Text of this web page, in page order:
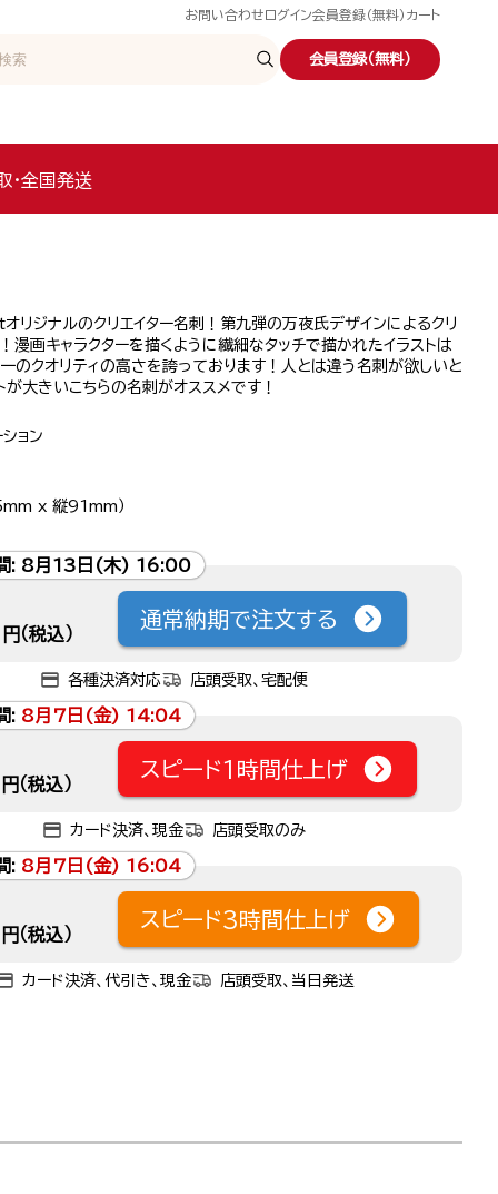
お問い合わせ ログイン会員登録（無料） カート
会員登録（無料）
・全国発送
リジナルのクリエイター名刺！第九弾の万夜氏デザインによるクリ
漫画キャラクターを描くように繊細なタッチで描かれたイラストは
のクオリティの高さを誇っております！人とは違う名刺が欲しいと
が大きいこちらの名刺がオススメです！
ョン
x 縦91mm）
: 8月13日(木) 16:00
円（税込）
通常納期で注文する
各種決済対応 店頭受取、宅配便
: 8月7日(金) 14:04
円（税込）
スピード1時間仕上げ
カード決済、現金 店頭受取のみ
: 8月7日(金) 16:04
円（税込）
スピード3時間仕上げ
カード決済、代引き、現金 店頭受取、当日発送